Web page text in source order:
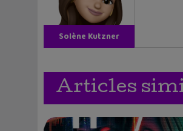
Solène Kutzner
Articles